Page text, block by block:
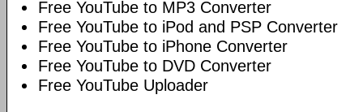
Free YouTube to MP3 Converter
Free YouTube to iPod and PSP Converter
Free YouTube to iPhone Converter
Free YouTube to DVD Converter
Free YouTube Uploader